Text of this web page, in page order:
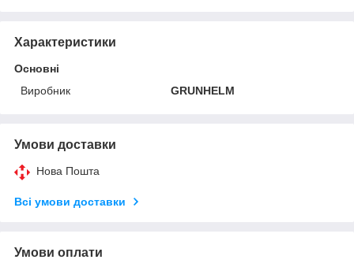
Характеристики
Основні
Виробник
GRUNHELM
Умови доставки
Нова Пошта
Всі умови доставки
Умови оплати